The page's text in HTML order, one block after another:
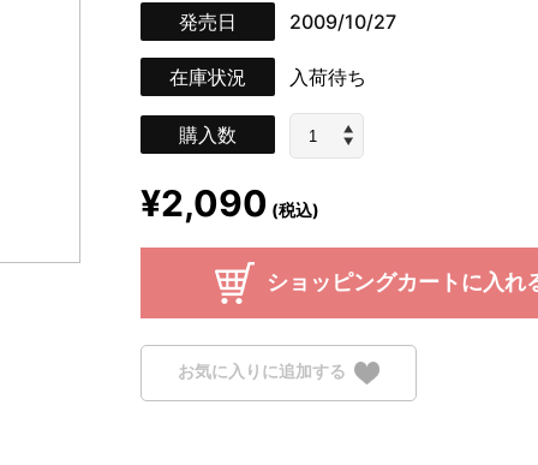
発売日 2009/10/27
在庫状況 入荷待ち
購入数
¥2,090 (税込)
ショッピングカートに入れ
お気に入りに追加する